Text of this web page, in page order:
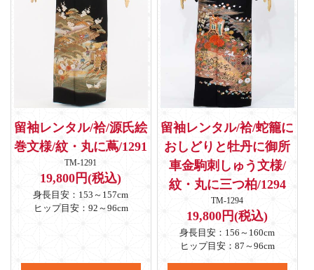
留袖レンタル/袷/源氏絵
巻文様/紋・丸に蔦/1291
TM-1291
19,800円(税込)
身長目安：153～157cm
ヒップ目安：92～96cm
留袖レンタル/袷/蛇籠に
おしどりと牡丹に御所
車金駒刺しゅう文様/
紋・丸に三つ柏/1294
TM-1294
19,800円(税込)
身長目安：156～160cm
ヒップ目安：87～96cm